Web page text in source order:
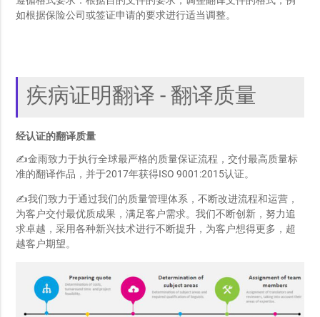
如根据保险公司或签证申请的要求进行适当调整。
疾病证明翻译 - 翻译质量
经认证的翻译质量
✍金雨致力于执行全球最严格的质量保证流程，交付最高质量标
准的翻译作品，并于2017年获得ISO 9001:2015认证。
✍我们致力于通过我们的质量管理体系，不断改进流程和运营，
为客户交付最优质成果，满足客户需求。我们不断创新，努力追
求卓越，采用各种新兴技术进行不断提升，为客户想得更多，超
越客户期望。